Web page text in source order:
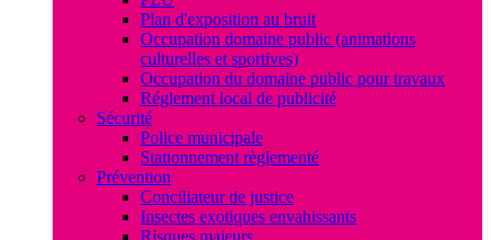
Plan d'exposition au bruit
Occupation domaine public (animations
culturelles et sportives)
Occupation du domaine public pour travaux
Réglement local de publicité
Sécurité
Police municipale
Stationnement règlementé
Prévention
Conciliateur de justice
Insectes exotiques envahissants
Risques majeurs